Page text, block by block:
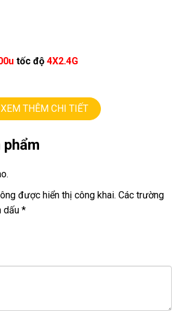
tốc độ 4X2.4G
1.7G
HDMI, usb type C.
– UY TÍN – CHẤT LƯỢNG – GIÁ
XEM THÊM CHI TIẾT
được hiển thị công khai. Các trường
dấu *